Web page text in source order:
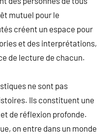
mutuel pour le
créent un espace pour
et des interprétations,
de lecture de chacun.
ne sont pas
Ils constituent une
et de réflexion profonde.
on entre dans un monde